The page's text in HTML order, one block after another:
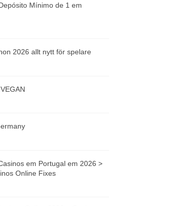
Mínimo de 1 em
2026 allt nytt för spelare
em Portugal em 2026 >
Online Fixes